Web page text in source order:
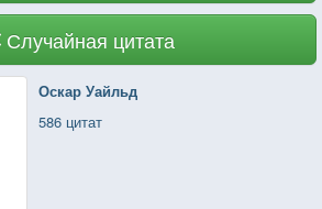
Случайная цитата
Оскар Уайльд
586 цитат